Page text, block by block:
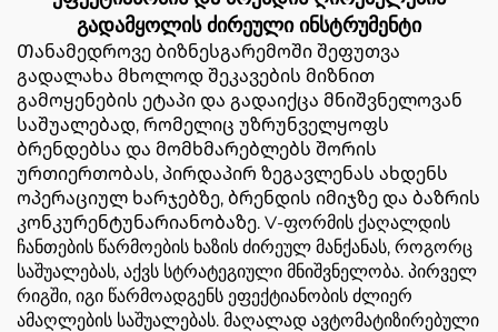
გადამყოლის ძირეული ინსტრუმენტი
Თანამედროვე ბიზნესგარემოში შეფუთვა
გადალახა მხოლოდ შეკავების მიზნით
გამოყენების ეტაპი და გადაიქცა მნიშვნელოვან
საშუალებად, რომელიც უზრუნველყოფს
ბრენდებსა და მომხმარებლებს შორის
ურთიერთობას, პირდაპირ ზეგავლენას ახდენს
ოპერაციულ ხარჯებზე, ბრენდის იმიჯზე და ბაზრის
კონკურენტუნარიანობაზე. V-ფორმის ქაღალდის
ჩანთების წარმოების ხაზის ძირეულ მანქანას, როგორც
საშუალებას, აქვს სტრატეგიული მნიშვნელობა. პირველ
რიგში, იგი წარმოადგენს ეფექტიანობის ძლიერ
ამაღლების საშუალებას. მაღალად ავტომატიზირებული